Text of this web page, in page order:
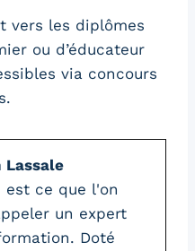
vers les diplômes
ou d’éducateur
via concours
Lassale
est ce que l'on
un expert
Doté